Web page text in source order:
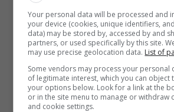
Your personal data will be processed and
your device (cookies, unique identifiers,
data) may be stored by, accessed by and
partners, or used specifically by this site.
may use precise geolocation data. List of
Some vendors may process your personal
of legitimate interest, which you can object
your options below. Look for a link at the
or in the site menu to manage or withdraw
and cookie settings.